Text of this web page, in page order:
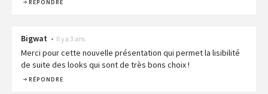
RÉPONDRE
Bigwat • Il y a 3 ans
Merci pour cette nouvelle présentation qui permet la lisibilité
de suite des looks qui sont de très bons choix !
RÉPONDRE